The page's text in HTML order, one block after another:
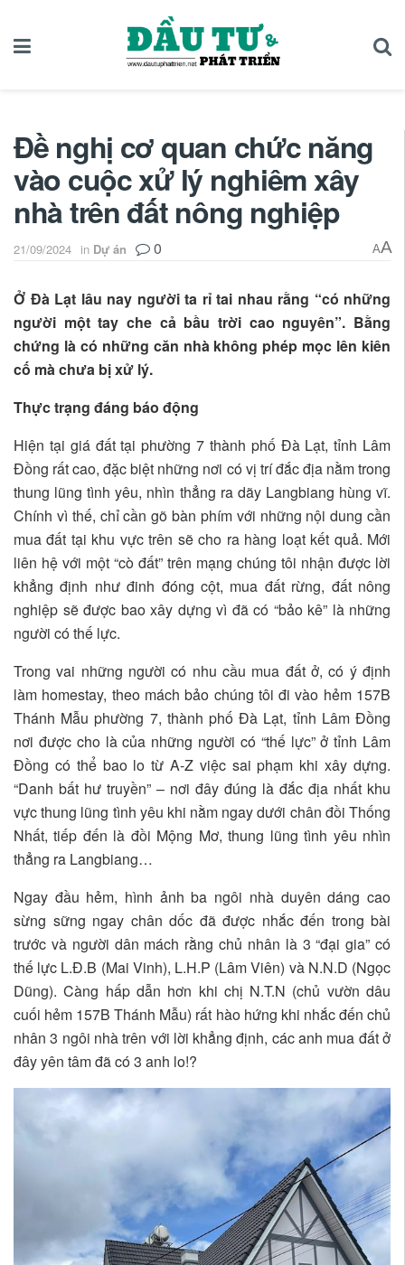
Đề nghị cơ quan chức năng
vào cuộc xử lý nghiêm xây
nhà trên đất nông nghiệp
21/09/2024 in Dự án 0 AA
Ở Đà Lạt lâu nay người ta rỉ tai nhau rằng “có những
người một tay che cả bầu trời cao nguyên”. Bằng
chứng là có những căn nhà không phép mọc lên kiên
cố mà chưa bị xử lý.
Thực trạng đáng báo động
Hiện tại giá đất tại phường 7 thành phố Đà Lạt, tỉnh Lâm
Đồng rất cao, đặc biệt những nơi có vị trí đắc địa nằm trong
thung lũng tình yêu, nhìn thẳng ra dãy Langbiang hùng vĩ.
Chính vì thế, chỉ cần gõ bàn phím với những nội dung cần
mua đất tại khu vực trên sẽ cho ra hàng loạt kết quả. Mới
liên hệ với một “cò đất” trên mạng chúng tôi nhận được lời
khẳng định như đinh đóng cột, mua đất rừng, đất nông
nghiệp sẽ được bao xây dựng vì đã có “bảo kê” là những
người có thế lực.
Trong vai những người có nhu cầu mua đất ở, có ý định
làm homestay, theo mách bảo chúng tôi đi vào hẻm 157B
Thánh Mẫu phường 7, thành phố Đà Lạt, tỉnh Lâm Đồng
nơi được cho là của những người có “thế lực” ở tỉnh Lâm
Đồng có thể bao lo từ A-Z việc sai phạm khi xây dựng.
“Danh bất hư truyền” – nơi đây đúng là đắc địa nhất khu
vực thung lũng tình yêu khi nằm ngay dưới chân đồi Thống
Nhất, tiếp đến là đồi Mộng Mơ, thung lũng tình yêu nhìn
thẳng ra Langbiang…
Ngay đầu hẻm, hình ảnh ba ngôi nhà duyên dáng cao
sừng sững ngay chân dốc đã được nhắc đến trong bài
trước và người dân mách rằng chủ nhân là 3 “đại gia” có
thế lực L.Đ.B (Mai Vinh), L.H.P (Lâm Viên) và N.N.D (Ngọc
Dũng). Càng hấp dẫn hơn khi chị N.T.N (chủ vườn dâu
cuối hẻm 157B Thánh Mẫu) rất hào hứng khi nhắc đến chủ
nhân 3 ngôi nhà trên với lời khẳng định, các anh mua đất ở
đây yên tâm đã có 3 anh lo!?